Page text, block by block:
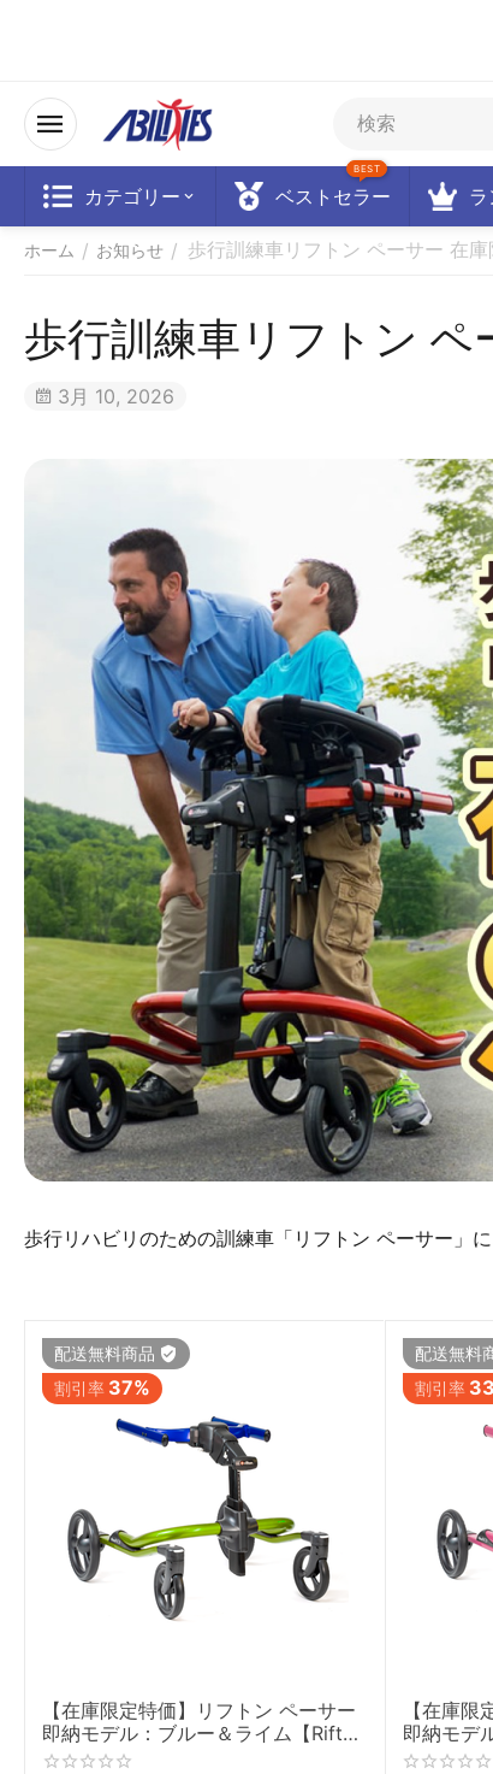
カテゴリー ベストセラー
BEST
ホーム / お知らせ / 歩行訓練車リフトン ペーサー 在
歩行訓練車リフトン ペ
3月 10, 2026
歩行リハビリのための訓練車「リフトン ペーサー」
配送無料商品
割引率 37%
【在庫限定特価】リフトン ペーサー
即納モデル：ブルー＆ライム【Rifton
Pacer 調節式歩行訓練車】
配送無料
割引率
【在庫
即納モデ
調節式歩